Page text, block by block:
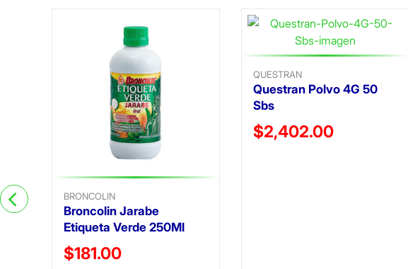
BRONCOLIN
Broncolin Jarabe
Etiqueta Verde 250Ml
Precio reducido de
$181.00
QUESTRAN
Questran Polvo 4G 50
Sbs
Precio reducido de
$2,402.00